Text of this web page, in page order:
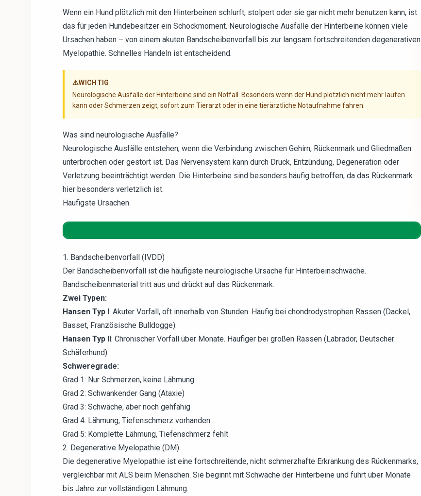
Wenn ein Hund plötzlich mit den Hinterbeinen schlurft, stolpert oder sie gar nicht mehr benutzen kann, ist
das für jeden Hundebesitzer ein Schockmoment. Neurologische Ausfälle der Hinterbeine können viele
Ursachen haben – von einem akuten Bandscheibenvorfall bis zur langsam fortschreitenden degenerativen
Myelopathie. Schnelles Handeln ist entscheidend.
⚠️WICHTIG
Neurologische Ausfälle der Hinterbeine sind ein Notfall. Besonders wenn der Hund plötzlich nicht mehr laufen
kann oder Schmerzen zeigt, sofort zum Tierarzt oder in eine tierärztliche Notaufnahme fahren.
Was sind neurologische Ausfälle?
Neurologische Ausfälle entstehen, wenn die Verbindung zwischen Gehirn, Rückenmark und Gliedmaßen
unterbrochen oder gestört ist. Das Nervensystem kann durch Druck, Entzündung, Degeneration oder
Verletzung beeinträchtigt werden. Die Hinterbeine sind besonders häufig betroffen, da das Rückenmark
hier besonders verletzlich ist.
Häufigste Ursachen
1. Bandscheibenvorfall (IVDD)
Der Bandscheibenvorfall ist die häufigste neurologische Ursache für Hinterbeinschwäche.
Bandscheibenmaterial tritt aus und drückt auf das Rückenmark.
Zwei Typen:
Hansen Typ I: Akuter Vorfall, oft innerhalb von Stunden. Häufig bei chondrodystrophen Rassen (Dackel,
Basset, Französische Bulldogge).
Hansen Typ II: Chronischer Vorfall über Monate. Häufiger bei großen Rassen (Labrador, Deutscher
Schäferhund).
Schweregrade:
Grad 1: Nur Schmerzen, keine Lähmung
Grad 2: Schwankender Gang (Ataxie)
Grad 3: Schwäche, aber noch gehfähig
Grad 4: Lähmung, Tiefenschmerz vorhanden
Grad 5: Komplette Lähmung, Tiefenschmerz fehlt
2. Degenerative Myelopathie (DM)
Die degenerative Myelopathie ist eine fortschreitende, nicht schmerzhafte Erkrankung des Rückenmarks,
vergleichbar mit ALS beim Menschen. Sie beginnt mit Schwäche der Hinterbeine und führt über Monate
bis Jahre zur vollständigen Lähmung.